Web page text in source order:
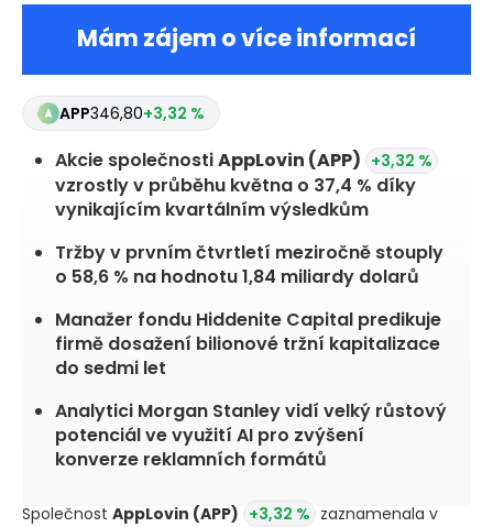
Mám zájem o více informací
APP346,80+3,32 %
Akcie společnostiAppLovin (APP) +3,32 %
vzrostly v průběhu května o 37,4 % díky
vynikajícím kvartálním výsledkům
Tržby v prvním čtvrtletí meziročně stouply
o 58,6 % na hodnotu 1,84 miliardy dolarů
Manažer fondu Hiddenite Capital predikuje
firmě dosažení bilionové tržní kapitalizace
do sedmi let
Analytici Morgan Stanley vidí velký růstový
potenciál ve využití AI pro zvýšení
konverze reklamních formátů
Společnost AppLovin (APP) +3,32 % zaznamenala v